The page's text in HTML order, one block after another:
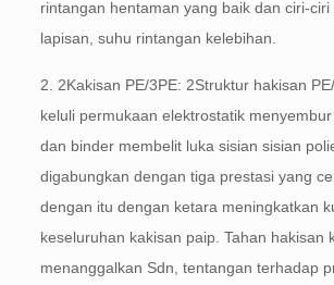
rintangan hentaman yang baik dan ciri-ciri
lapisan, suhu rintangan kelebihan.
2. 2Kakisan PE/3PE: 2Struktur hakisan
keluli permukaan elektrostatik
dan binder membelit luka sisian sisian
digabungkan dengan tiga prestasi yang
dengan itu dengan ketara meningkatkan
keseluruhan kakisan paip. Tahan hakisan
menanggalkan Sdn, tentangan terhadap